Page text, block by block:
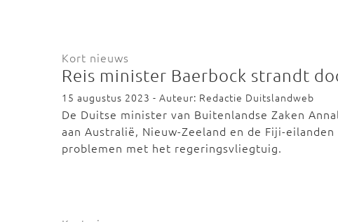
Kort nieuws
Reis minister Baerbock strandt
15 augustus 2023 - Auteur: Redactie Duitslandweb
De Duitse minister van Buitenlandse Zaken
aan Australië, Nieuw-Zeeland en de Fiji-
problemen met het regeringsvliegtuig.